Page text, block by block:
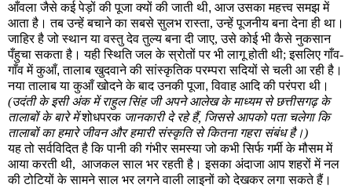
आँवला जैसे कई पेड़ों की पूजा क्यों की जाती थी, आज उसका महत्त्व समझ में
आता है। तब उन्हें बचाने का सबसे सुलभ रास्ता, उन्हें पूजनीय बना देना ही था।
जाहिर है जो स्थान या वस्तु देव तुल्य बना दी जाए, उसे कोई भी कैसे नुकसान
पँहुचा सकता है। यही स्थिति जल के स्रोतों पर भी लागू होती थी; इसलिए गाँव-
गाँव में कुआँ,तालाब खुदवाने की सांस्कृतिक परम्परा सदियों से चली आ रही है।
नया तालाब या कुआँ खोदने के बाद उनकी पूजा,विवाह आदि की परंपरा थी।
(उदंती के इसी अंक में राहुल सिंह जी अपने आलेख के माध्यम से छत्तीसगढ़ के
तालाबों के बारे मेंशोधपरक जानकारी दे रहे हैं, जिससे आपको पता चलेगा कि
तालाबों का हमारे जीवन और हमारी संस्कृति से कितना गहरा संबंध है।)
यह तो सर्वविदित है कि पानी की गंभीर समस्या जो कभी सिर्फ गर्मी के मौसम में
आया करती थी, आजकल साल भर रहती है। इसका अंदाजा आप शहरों में नल
की टोटियों के सामने साल भर लगने वाली लाइनों को देखकर लगा सकते हैं।